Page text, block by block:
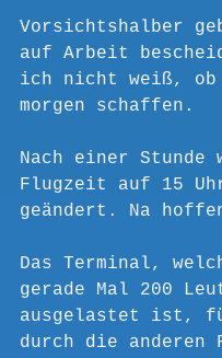
Vorsichtshalber
auf Arbeit
ich nicht weiß,
morgen schaffen.
Nach einer Stunde
Flugzeit auf 15
geändert. Na
Das Terminal,
gerade Mal 200
ausgelastet ist,
durch die anderen